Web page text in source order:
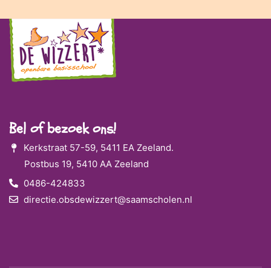
Bel of bezoek ons!
Kerkstraat 57-59, 5411 EA Zeeland.
Postbus 19, 5410 AA Zeeland
0486-424833
directie.obsdewizzert@saamscholen.nl